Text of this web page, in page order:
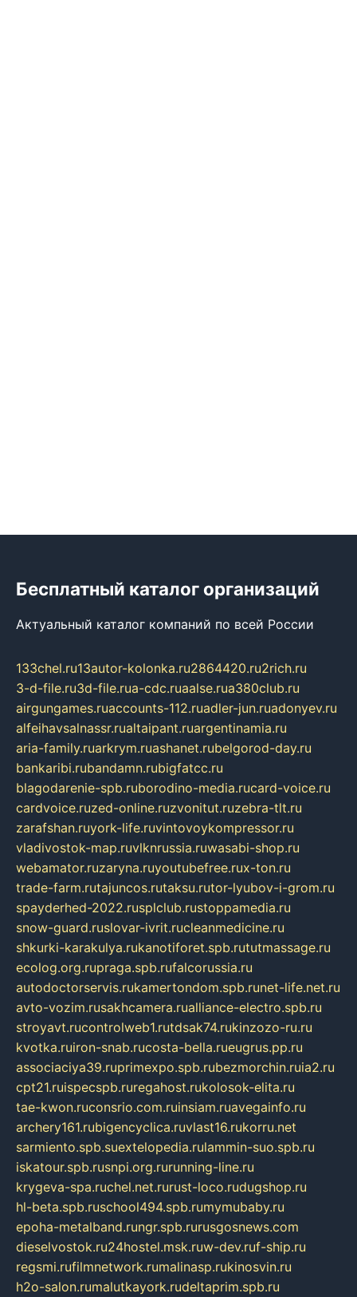
Бесплатный каталог организаций
Актуальный каталог компаний по всей России
133chel.ru13autor-kolonka.ru2864420.ru2rich.ru
3-d-file.ru3d-file.rua-cdc.ruaalse.rua380club.ru
airgungames.ruaccounts-112.ruadler-jun.ruadonyev.ru
alfeihavsalnassr.rualtaipant.ruargentinamia.ru
aria-family.ruarkrym.ruashanet.rubelgorod-day.ru
bankaribi.rubandamn.rubigfatcc.ru
blagodarenie-spb.ruborodino-media.rucard-voice.ru
cardvoice.ruzed-online.ruzvonitut.ruzebra-tlt.ru
zarafshan.ruyork-life.ruvintovoykompressor.ru
vladivostok-map.ruvlknrussia.ruwasabi-shop.ru
webamator.ruzaryna.ruyoutubefree.rux-ton.ru
trade-farm.rutajuncos.rutaksu.rutor-lyubov-i-grom.ru
spayderhed-2022.rusplclub.rustoppamedia.ru
snow-guard.ruslovar-ivrit.rucleanmedicine.ru
shkurki-karakulya.rukanotiforet.spb.rututmassage.ru
ecolog.org.rupraga.spb.rufalcorussia.ru
autodoctorservis.rukamertondom.spb.runet-life.net.ru
avto-vozim.rusakhcamera.rualliance-electro.spb.ru
stroyavt.rucontrolweb1.rutdsak74.rukinzozo-ru.ru
kvotka.ruiron-snab.rucosta-bella.rueugrus.pp.ru
associaciya39.ruprimexpo.spb.rubezmorchin.ruia2.ru
cpt21.ruispecspb.ruregahost.rukolosok-elita.ru
tae-kwon.ruconsrio.com.ruinsiam.ruavegainfo.ru
archery161.rubigencyclica.ruvlast16.rukorru.net
sarmiento.spb.suextelopedia.rulammin-suo.spb.ru
iskatour.spb.rusnpi.org.rurunning-line.ru
krygeva-spa.ruchel.net.rurust-loco.rudugshop.ru
hl-beta.spb.ruschool494.spb.rumymubaby.ru
epoha-metalband.rungr.spb.rurusgosnews.com
dieselvostok.ru24hostel.msk.ruw-dev.ruf-ship.ru
regsmi.rufilmnetwork.rumalinasp.rukinosvin.ru
h2o-salon.rumalutkayork.rudeltaprim.spb.ru